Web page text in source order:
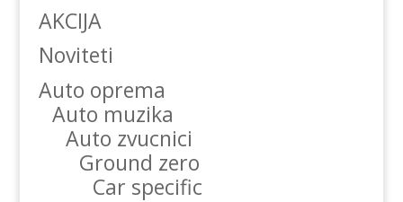
AKCIJA
Noviteti
Auto oprema
Auto muzika
Auto zvucnici
Ground zero
Car specific